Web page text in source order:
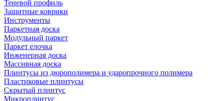
Теневой профиль
Защитные коврики
Инструменты
Паркетная доска
Модульный паркет
Паркет елочка
Инженерная доска
Массивная доска
Плинтусы из дюрополимера и ударопрочного полимера
Пластиковые плинтусы
Скрытый плинтус
Микроплинтус